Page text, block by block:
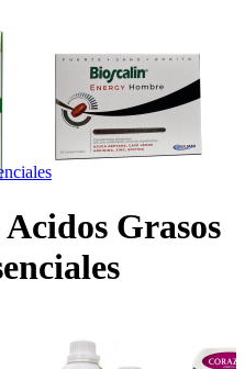
Grasos